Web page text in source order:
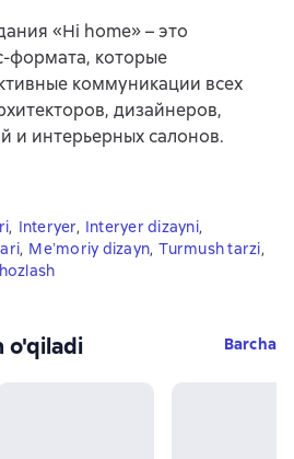
«Hi home» – это
формата, которые
коммуникации всех
дизайнеров,
и интерьерных салонов.
, Interyer, Interyer dizayni,
, Meʼmoriy dizayn, Turmush tarzi,
o'qiladi Barcha